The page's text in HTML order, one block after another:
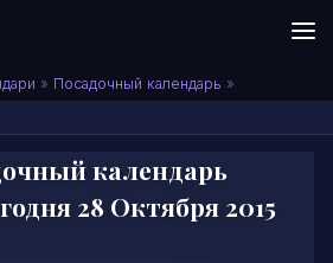
» Посадочный календарь »
календарь
28 Октября 2015